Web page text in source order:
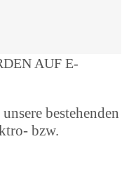
AUF E-
bestehenden
bzw.